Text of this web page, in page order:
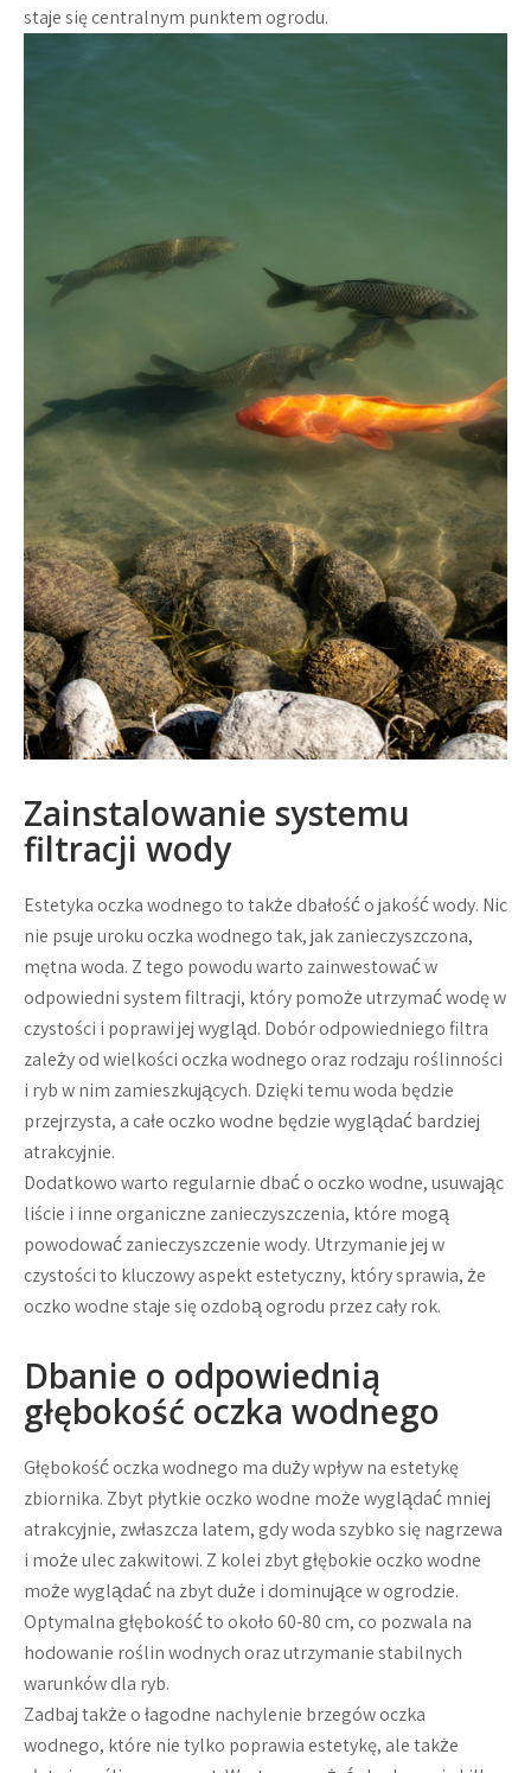
staje się centralnym punktem ogrodu.
Zainstalowanie systemu
filtracji wody
Estetyka oczka wodnego to także dbałość o jakość wody. Nic
nie psuje uroku oczka wodnego tak, jak zanieczyszczona,
mętna woda. Z tego powodu warto zainwestować w
odpowiedni system filtracji, który pomoże utrzymać wodę w
czystości i poprawi jej wygląd. Dobór odpowiedniego filtra
zależy od wielkości oczka wodnego oraz rodzaju roślinności
i ryb w nim zamieszkujących. Dzięki temu woda będzie
przejrzysta, a całe oczko wodne będzie wyglądać bardziej
atrakcyjnie.
Dodatkowo warto regularnie dbać o oczko wodne, usuwając
liście i inne organiczne zanieczyszczenia, które mogą
powodować zanieczyszczenie wody. Utrzymanie jej w
czystości to kluczowy aspekt estetyczny, który sprawia, że
oczko wodne staje się ozdobą ogrodu przez cały rok.
Dbanie o odpowiednią
głębokość oczka wodnego
Głębokość oczka wodnego ma duży wpływ na estetykę
zbiornika. Zbyt płytkie oczko wodne może wyglądać mniej
atrakcyjnie, zwłaszcza latem, gdy woda szybko się nagrzewa
i może ulec zakwitowi. Z kolei zbyt głębokie oczko wodne
może wyglądać na zbyt duże i dominujące w ogrodzie.
Optymalna głębokość to około 60-80 cm, co pozwala na
hodowanie roślin wodnych oraz utrzymanie stabilnych
warunków dla ryb.
Zadbaj także o łagodne nachylenie brzegów oczka
wodnego, które nie tylko poprawia estetykę, ale także